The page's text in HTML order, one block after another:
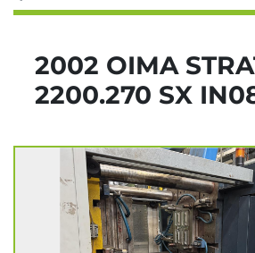
2002 OIMA
2200.270 SX